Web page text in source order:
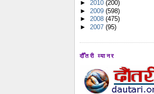
► 2010 (200)
► 2009 (598)
► 2008 (475)
► 2007 (95)
दौँतरी व्यानर